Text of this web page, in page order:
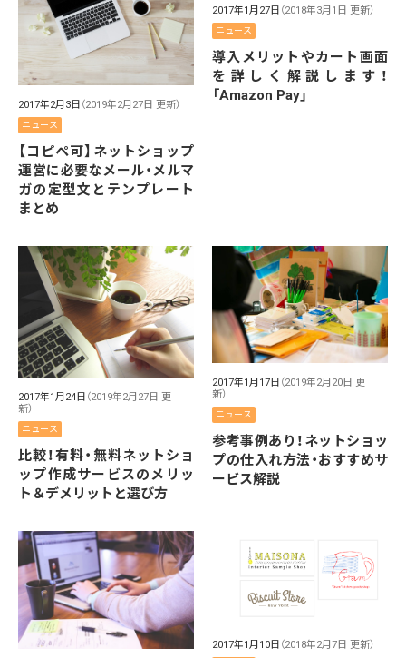
2017年2月3日 （2019年2月27日 更新）
ニュース
【コピペ可】ネットショップ
運営に必要なメール・メルマ
ガの定型文とテンプレート
まとめ
2017年1月27日 （2018年3月1日 更新）
ニュース
導入メリットやカート画面
を詳しく解説します！
「Amazon Pay」
2017年1月24日 （2019年2月27日 更
新）
ニュース
比較！有料・無料ネットショ
ップ作成サービスのメリッ
ト＆デメリットと選び方
2017年1月17日 （2019年2月20日 更
新）
ニュース
参考事例あり！ネットショッ
プの仕入れ方法・おすすめサ
ービス解説
2017年1月10日 （2018年2月7日 更新）